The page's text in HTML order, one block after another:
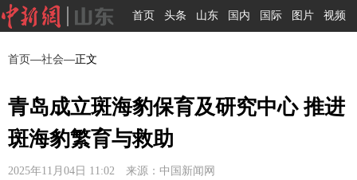
首页 头条 山东 国内 国际 图片 视频
首页—社会—正文
青岛成立斑海豹保育及研究中心 推进
斑海豹繁育与救助
2025年11月04日 11:02 来源：中国新闻网